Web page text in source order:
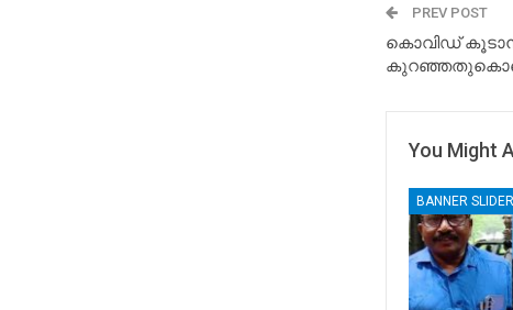
PREV POST
കൊവിഡ് കൂടാൻ
You Might
BANNER